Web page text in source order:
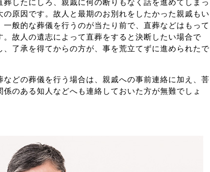
したにしろ、親戚に何の断りもなく話を進めてしまっ
原因です。故人と最期のお別れをしたかった親戚もい
般的な葬儀を行うのが当たり前で、直葬などはもって
故人の遺志によって直葬をすると決断したい場合で
、了承を得てからの方が、事を荒立てずに進められたで
どの葬儀を行う場合は、親戚への事前連絡に加え、菩
のある知人などへも連絡しておいた方が無難でしょ